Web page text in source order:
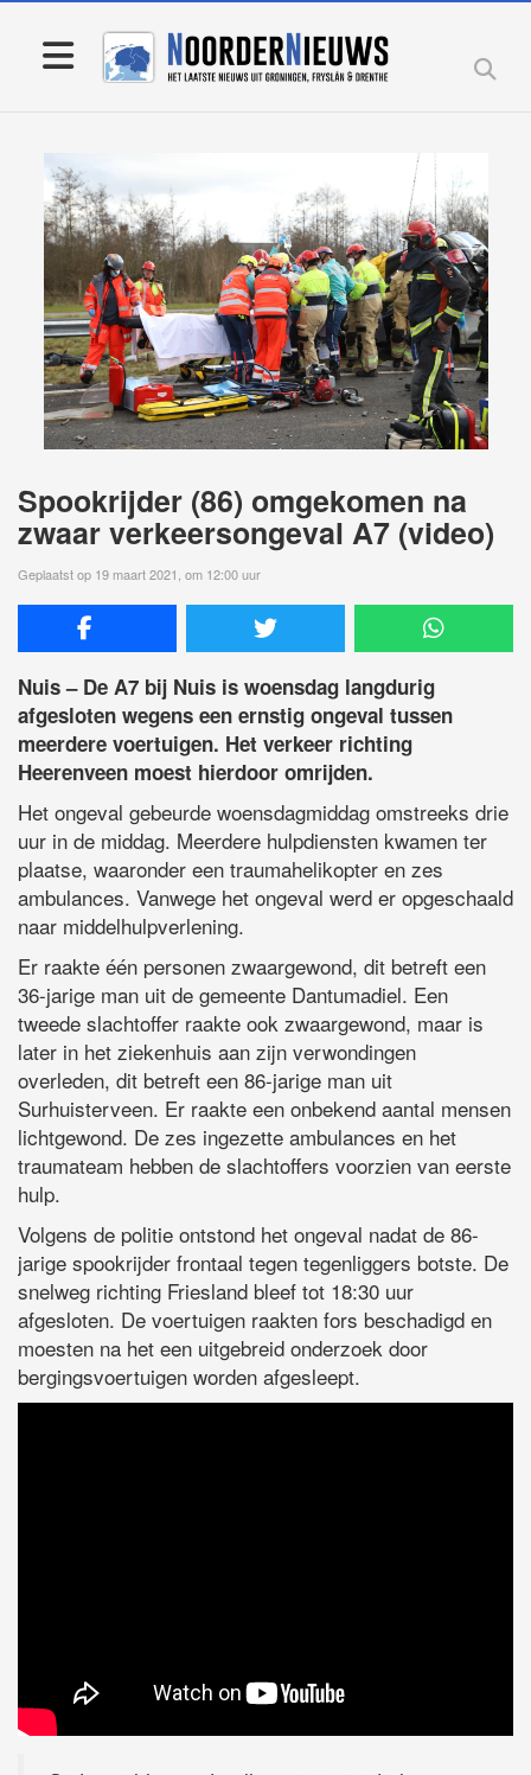
Spookrijder (86) omgekomen na
zwaar verkeersongeval A7 (video)
Geplaatst op 19 maart 2021, om 12:00 uur
Nuis – De A7 bij Nuis is woensdag langdurig
afgesloten wegens een ernstig ongeval tussen
meerdere voertuigen. Het verkeer richting
Heerenveen moest hierdoor omrijden.
Het ongeval gebeurde woensdagmiddag omstreeks drie
uur in de middag. Meerdere hulpdiensten kwamen ter
plaatse, waaronder een traumahelikopter en zes
ambulances. Vanwege het ongeval werd er opgeschaald
naar middelhulpverlening.
Er raakte één personen zwaargewond, dit betreft een
36-jarige man uit de gemeente Dantumadiel. Een
tweede slachtoffer raakte ook zwaargewond, maar is
later in het ziekenhuis aan zijn verwondingen
overleden, dit betreft een 86-jarige man uit
Surhuisterveen. Er raakte een onbekend aantal mensen
lichtgewond. De zes ingezette ambulances en het
traumateam hebben de slachtoffers voorzien van eerste
hulp.
Volgens de politie ontstond het ongeval nadat de 86-
jarige spookrijder frontaal tegen tegenliggers botste. De
snelweg richting Friesland bleef tot 18:30 uur
afgesloten. De voertuigen raakten fors beschadigd en
moesten na het een uitgebreid onderzoek door
bergingsvoertuigen worden afgesleept.